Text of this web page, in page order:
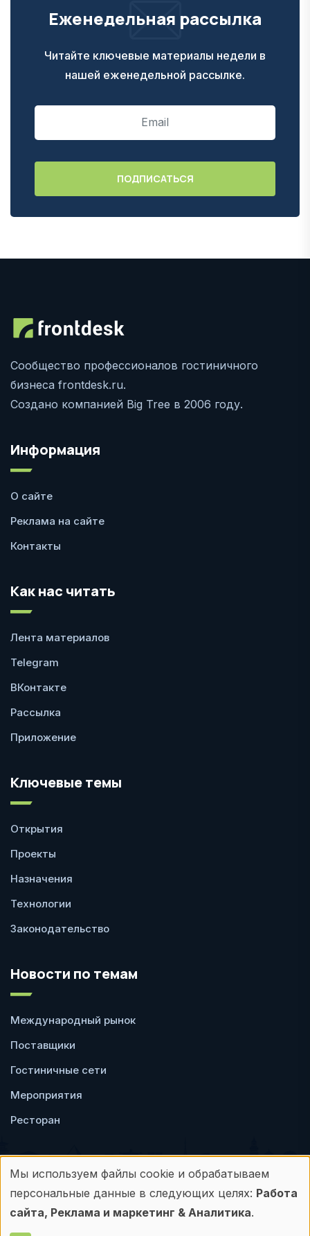
Еженедельная рассылка
Читайте ключевые материалы недели в
нашей еженедельной рассылке.
Сообщество профессионалов гостиничного
бизнеса frontdesk.ru.
Создано компанией Big Tree в 2006 году.
Информация
О сайте
Реклама на сайте
Контакты
Как нас читать
Лента материалов
Telegram
ВКонтакте
Рассылка
Приложение
Ключевые темы
Открытия
Проекты
Назначения
Технологии
Законодательство
Новости по темам
Международный рынок
Поставщики
Гостиничные сети
Мероприятия
Ресторан
Пользовательское
соглашение
Политика
конфиденциальности
Использование
персональных
Мы используем файлы cookie и обрабатываем
персональные данные в следующих целях: Работа
сайта, Реклама и маркетинг & Аналитика.